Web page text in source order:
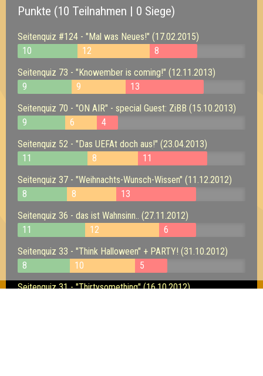
Punkte (10 Teilnahmen | 0 Siege)
Seitenquiz #124 - "Mal was Neues!" (17.02.2015)
10
12
8
Seitenquiz 73 - "Knowember is coming!" (12.11.2013)
9
9
13
Seitenquiz 70 - "ON AIR" - special Guest: ZiBB (15.10.2013)
9
6
4
Seitenquiz 52 - "Das UEFAt doch aus!" (23.04.2013)
11
8
11
Seitenquiz 37 - "Weihnachts-Wunsch-Wissen" (11.12.2012)
8
8
13
Seitenquiz 36 - das ist Wahnsinn.. (27.11.2012)
11
12
6
Seitenquiz 33 - "Think Halloween" + PARTY! (31.10.2012)
8
10
5
Seitenquiz 31 - "Thirtysomething" (16.10.2012)